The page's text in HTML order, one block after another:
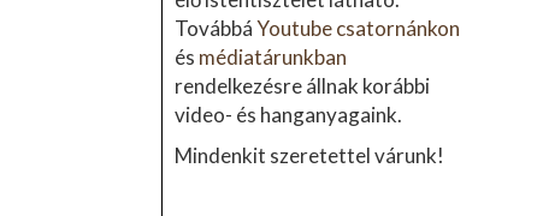
TovábbáYoutube csatornánkon
és médiatárunkban
rendelkezésre állnak korábbi
video- és hanganyagaink.
Mindenkit szeretettel várunk!